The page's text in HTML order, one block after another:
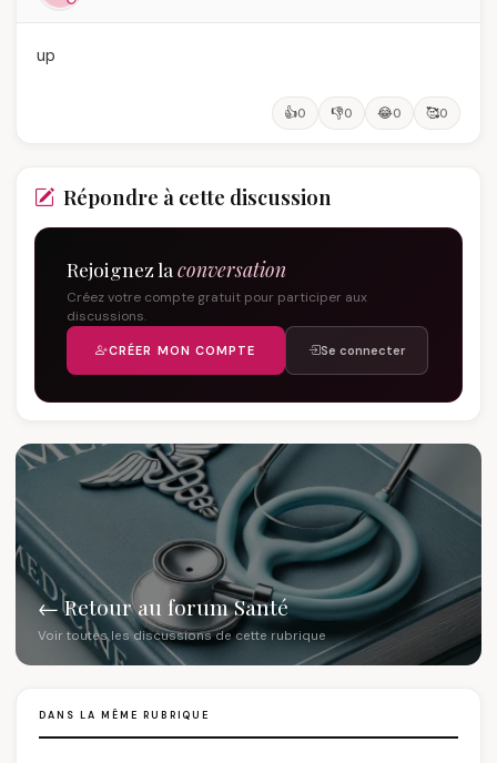
up
👍0 👎0 😂0 🥰0
Répondre à cette discussion
Rejoignez la conversation
Créez votre compte gratuit pour participer aux
discussions.
CRÉER MON COMPTE Se connecter
← Retour au forum Santé
Voir toutes les discussions de cette rubrique
DANS LA MÊME RUBRIQUE